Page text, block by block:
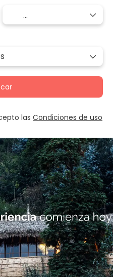
las Condiciones de uso